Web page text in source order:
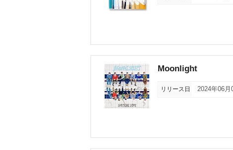
Moonlight
リリース日 2024年06月